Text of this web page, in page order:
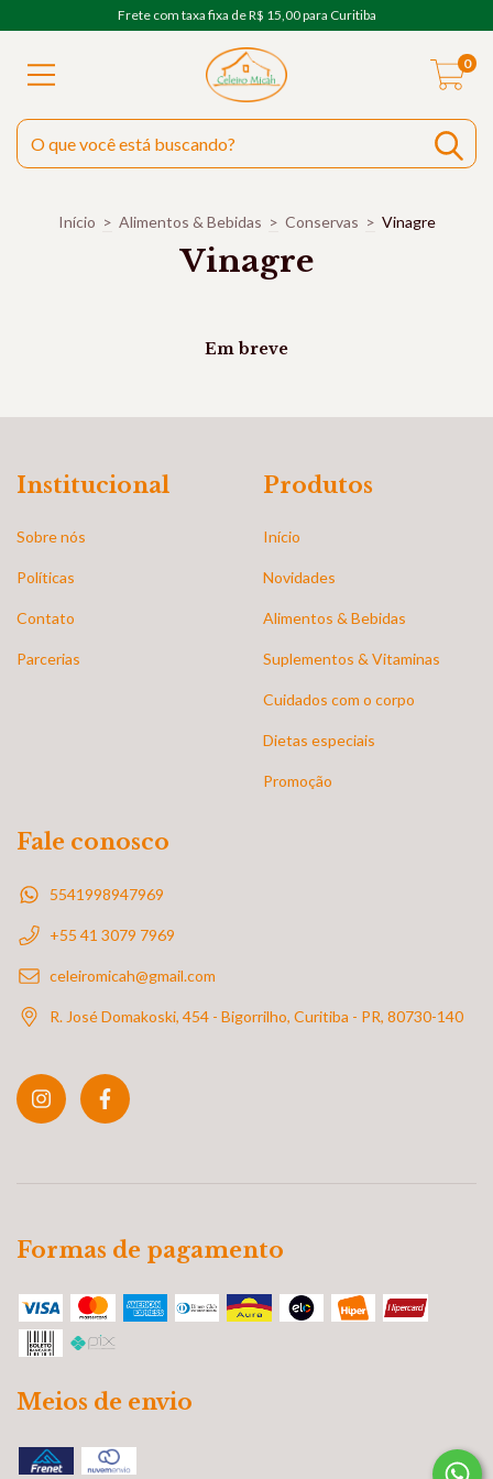
Frete com taxa fixa de R$ 15,00 para Curitiba
0
Início > Alimentos & Bebidas > Conservas > Vinagre
Vinagre
Em breve
Institucional
Sobre nós
Políticas
Contato
Parcerias
Produtos
Início
Novidades
Alimentos & Bebidas
Suplementos & Vitaminas
Cuidados com o corpo
Dietas especiais
Promoção
Fale conosco
5541998947969
+55 41 3079 7969
celeiromicah@gmail.com
R. José Domakoski, 454 - Bigorrilho, Curitiba - PR, 80730-140
Formas de pagamento
Meios de envio